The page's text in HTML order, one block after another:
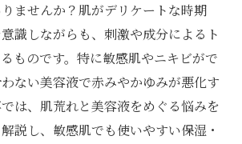
ませんか？肌がデリケートな時期
識しながらも、刺激や成分によるト
ものです。特に敏感肌やニキビがで
ない美容液で赤みやかゆみが悪化す
は、肌荒れと美容液をめぐる悩みを
説し、敏感肌でも使いやすい保湿・